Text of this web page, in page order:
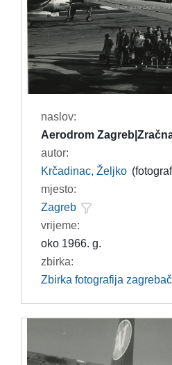
naslov:
Aerodrom
autor:
Krčadinac, Željko
mjesto:
Zagreb
vrijeme:
oko 1966. g.
zbirka:
Zbirka fotografija